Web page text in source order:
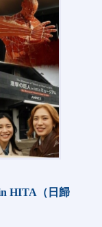
HITA（日歸